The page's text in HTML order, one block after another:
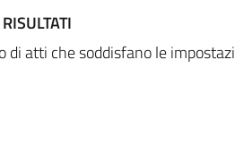
di atti che soddisfano le